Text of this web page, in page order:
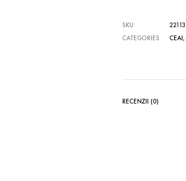
SKU
22113
CATEGORIES
CEAI,
RECENZII (0)